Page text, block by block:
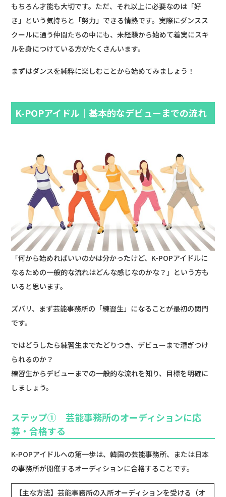
もちろん才能も大切です。ただ、それ以上に必要なのは「好
き」という気持ちと「努力」できる情熱です。実際にダンスス
クールに通う仲間たちの中にも、未経験から始めて着実にスキ
ルを身につけている方がたくさんいます。
まずはダンスを純粋に楽しむことから始めてみましょう！
K-POPアイドル｜基本的なデビューまでの流れ
「何から始めればいいのかは分かったけど、K-POPアイドルに
なるための一般的な流れはどんな感じなのかな？」という方も
いると思います。
ズバリ、まず芸能事務所の「練習生」になることが最初の関門
です。
ではどうしたら練習生までたどりつき、デビューまで漕ぎつけ
られるのか？
練習生からデビューまでの一般的な流れを知り、目標を明確に
しましょう。
ステップ① 芸能事務所のオーディションに応
募・合格する
K-POPアイドルへの第一歩は、韓国の芸能事務所、または日本
の事務所が開催するオーディションに合格することです。
【主な方法】芸能事務所の入所オーディションを受ける（オ